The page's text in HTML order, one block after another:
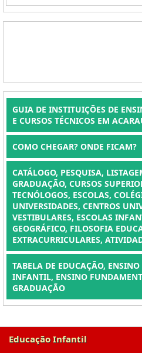
GUIA DE INSTITUIÇÕES DE
E CURSOS TÉCNICOS EM
COMO CHEGAR? ONDE FICAM?
CATÁLOGO, PESQUISA,
GRADUAÇÃO, CURSOS
TECNÓLOGOS, ESCOLAS,
UNIVERSIDADES, CENTROS
VESTIBULARES, ESCOLAS
GEOGRÁFICO, FILOSOFIA
EXTRACURRICULARES,
TABELA DE EDUCAÇÃO,
INFANTIL, ENSINO
GRADUAÇÃO
Educação Infantil